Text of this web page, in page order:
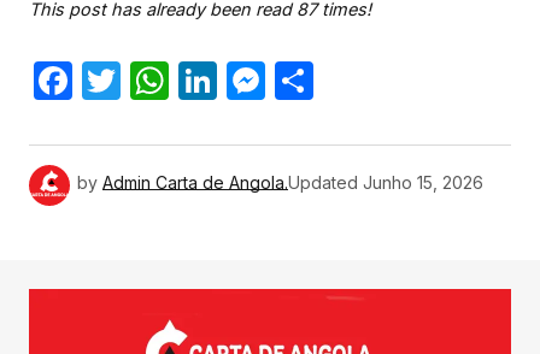
This post has already been read 87 times!
Facebook
Twitter
WhatsApp
LinkedIn
Messenger
by Admin Carta de Angola.Updated Junho 15, 2026